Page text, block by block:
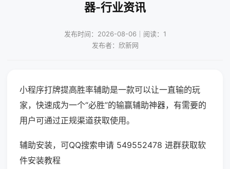
器-行业资讯
发布时间：2026-08-06｜阅读：1
发布者：欣新网
小程序打牌提高胜率辅助是一款可以让一直输的玩
家，快速成为一个“必胜”的输赢辅助神器，有需要的
用户可通过正规渠道获取使用。
辅助安装，可QQ搜索申请 549552478 进群获取软
件安装教程